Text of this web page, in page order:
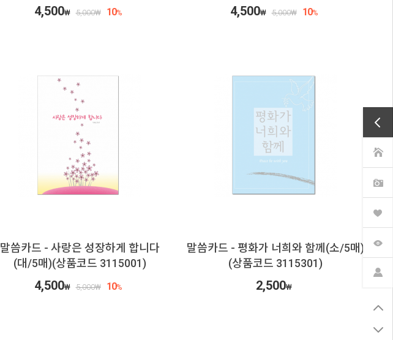
4,500₩ 5,000₩ 10% 4,500₩ 5,000₩ 10%
말씀카드 - 사랑은 성장하게 합니다
(대/5매)(상품코드 3115001)
4,500₩ 5,000₩ 10%
말씀카드 - 평화가 너희와 함께(소/5매)
(상품코드 3115301)
2,500₩